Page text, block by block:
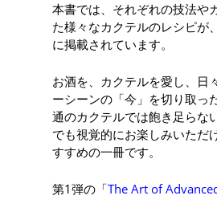
本書では、それぞれの技法や
た様々なカクテルのレシピが
に掲載されています。
お酒を、カクテルを愛し、日
ーシーンの「今」を切り取っ
通のカクテルでは飽き足らな
でも視覚的にお楽しみいただ
すすめの一冊です。
第1弾の「The Art of